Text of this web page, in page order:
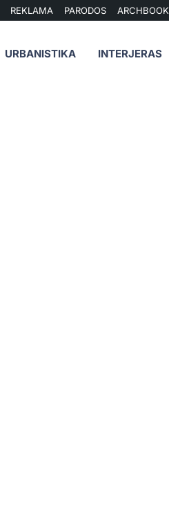
REKLAMA PARODOS ARCHBOOK
URBANISTIKA INTERJERAS